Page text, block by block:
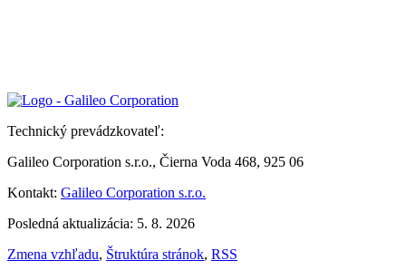
Technický prevádzkovateľ:
Galileo Corporation s.r.o., Čierna Voda 468, 925 06
Kontakt: Galileo Corporation s.r.o.
Posledná aktualizácia: 5. 8. 2026
Zmena vzhľadu, Štruktúra stránok, RSS